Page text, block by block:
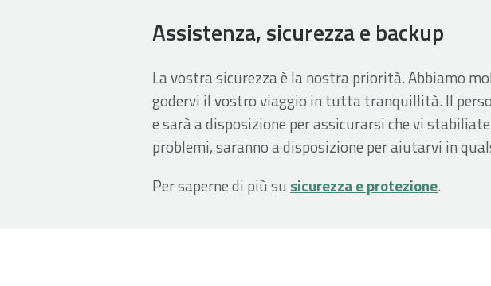
Assistenza, sicurezza e backup
La vostra sicurezza è la nostra priorità. Abbiamo
godervi il vostro viaggio in tutta tranquillità. Il
e sarà a disposizione per assicurarsi che vi
problemi, saranno a disposizione per aiutarvi in
Per saperne di più su sicurezza e protezione.